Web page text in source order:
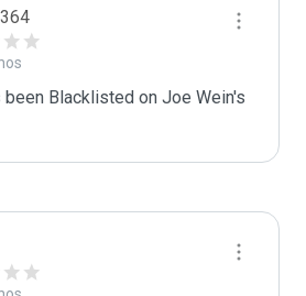
Blacklisted on Joe Wein's